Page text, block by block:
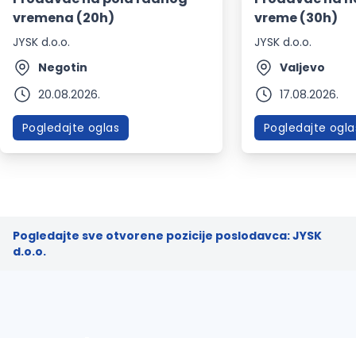
vremena (20h)
JYSK d.o.o.
Negotin
20.08.2026.
Pogledajte oglas
vreme (30h)
JYSK d.o.o.
Valjevo
17.08.2026.
Pogledajte
Pogledajte sve otvorene pozicije poslodavca: JYSK
d.o.o.